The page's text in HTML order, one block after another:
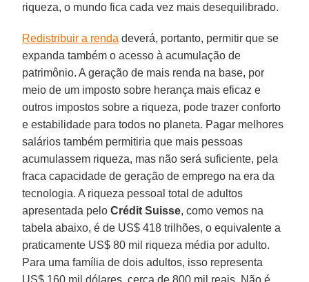
riqueza, o mundo fica cada vez mais desequilibrado.
Redistribuir a renda deverá, portanto, permitir que se
expanda também o acesso à acumulação de
patrimônio. A geração de mais renda na base, por
meio de um imposto sobre herança mais eficaz e
outros impostos sobre a riqueza, pode trazer conforto
e estabilidade para todos no planeta. Pagar melhores
salários também permitiria que mais pessoas
acumulassem riqueza, mas não será suficiente, pela
fraca capacidade de geração de emprego na era da
tecnologia. A riqueza pessoal total de adultos
apresentada pelo Crédit Suisse, como vemos na
tabela abaixo, é de US$ 418 trilhões, o equivalente a
praticamente US$ 80 mil riqueza média por adulto.
Para uma família de dois adultos, isso representa